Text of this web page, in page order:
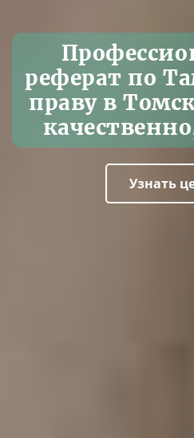
реферат по
праву в
Узнать